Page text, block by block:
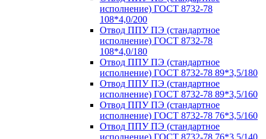
исполнение) ГОСТ 8732-78
108*4,0/200
Отвод ППУ ПЭ (стандартное
исполнение) ГОСТ 8732-78
108*4,0/180
Отвод ППУ ПЭ (стандартное
исполнение) ГОСТ 8732-78 89*3,5/180
Отвод ППУ ПЭ (стандартное
исполнение) ГОСТ 8732-78 89*3,5/160
Отвод ППУ ПЭ (стандартное
исполнение) ГОСТ 8732-78 76*3,5/160
Отвод ППУ ПЭ (стандартное
исполнение) ГОСТ 8732-78 76*3,5/140